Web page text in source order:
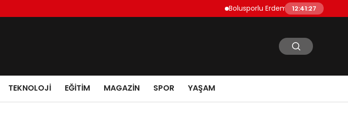
Bolusporlu Erdem Can Polat Sezon
12:41:28
TEKNOLOJI EĞITIM MAGAZIN SPOR YAŞAM